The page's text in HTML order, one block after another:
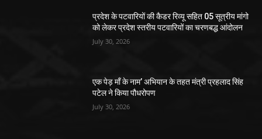
प्रदेश के पटवारियों की कैडर रिव्यू सहित 05 सूत्रीय मांगो
को लेकर प्रदेश स्तरीय पटवारियों का चरणबद्ध आंदोलन
July 30, 2026
एक पेड़ माँ के नाम’ अभियान के तहत मंत्री प्रहलाद सिंह
पटेल ने किया पौधरोपण
July 30, 2026